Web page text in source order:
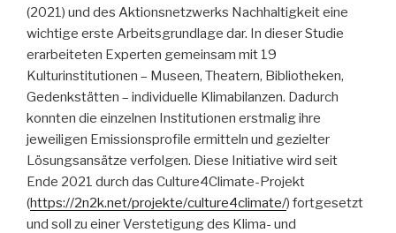
(2021) und des Aktionsnetzwerks Nachhaltigkeit eine
wichtige erste Arbeitsgrundlage dar. In dieser Studie
erarbeiteten Experten gemeinsam mit 19
Kulturinstitutionen – Museen, Theatern, Bibliotheken,
Gedenkstätten – individuelle Klimabilanzen. Dadurch
konnten die einzelnen Institutionen erstmalig ihre
jeweiligen Emissionsprofile ermitteln und gezielter
Lösungsansätze verfolgen. Diese Initiative wird seit
Ende 2021 durch das Culture4Climate-Projekt
(https://2n2k.net/projekte/culture4climate/) fortgesetzt
und soll zu einer Verstetigung des Klima- und